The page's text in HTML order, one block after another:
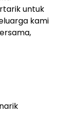
untuk
kami